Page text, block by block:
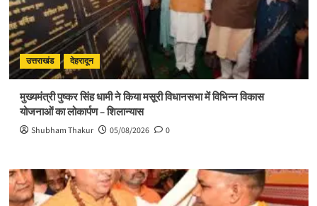
उत्तराखंड देहरादून
मुख्यमंत्री पुष्कर सिंह धामी ने किया मसूरी विधानसभा में विभिन्न विकास
योजनाओं का लोकार्पण – शिलान्यास
Shubham Thakur 05/08/2026 0